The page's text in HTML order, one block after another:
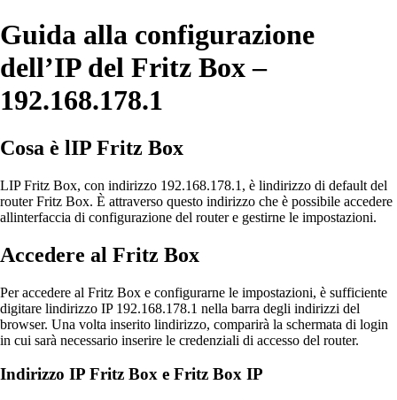
Guida alla configurazione
dell’IP del Fritz Box –
192.168.178.1
Cosa è lIP Fritz Box
LIP Fritz Box, con indirizzo 192.168.178.1, è lindirizzo di default del
router Fritz Box. È attraverso questo indirizzo che è possibile accedere
allinterfaccia di configurazione del router e gestirne le impostazioni.
Accedere al Fritz Box
Per accedere al Fritz Box e configurarne le impostazioni, è sufficiente
digitare lindirizzo IP 192.168.178.1 nella barra degli indirizzi del
browser. Una volta inserito lindirizzo, comparirà la schermata di login
in cui sarà necessario inserire le credenziali di accesso del router.
Indirizzo IP Fritz Box e Fritz Box IP